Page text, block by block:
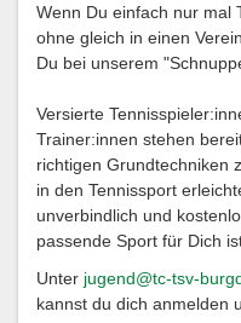
Wenn Du einfach nur mal
ohne gleich in einen
Du bei unserem
Versierte
Trainer:innen stehen
richtigen Grundtechniken
in den Tennissport
unverbindlich und
passende Sport für Dich
Unter jugend@tc-tsv-
kannst du dich anmelden